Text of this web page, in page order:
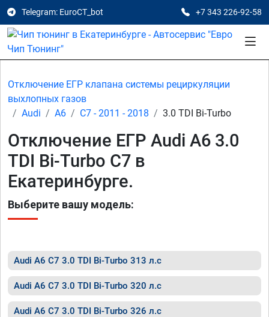
Telegram: EuroCT_bot +7 343 226-92-58
Отключение ЕГР клапана системы рециркуляции
выхлопных газов
Audi
A6 C7 - 2011 - 2018 3.0 TDI Bi-Turbo
Отключение ЕГР Audi A6 3.0
TDI Bi-Turbo C7 в
Екатеринбурге.
Выберите вашу модель:
Audi A6 C7 3.0 TDI Bi-Turbo 313 л.с
Audi A6 C7 3.0 TDI Bi-Turbo 320 л.с
Audi A6 C7 3.0 TDI Bi-Turbo 326 л.с